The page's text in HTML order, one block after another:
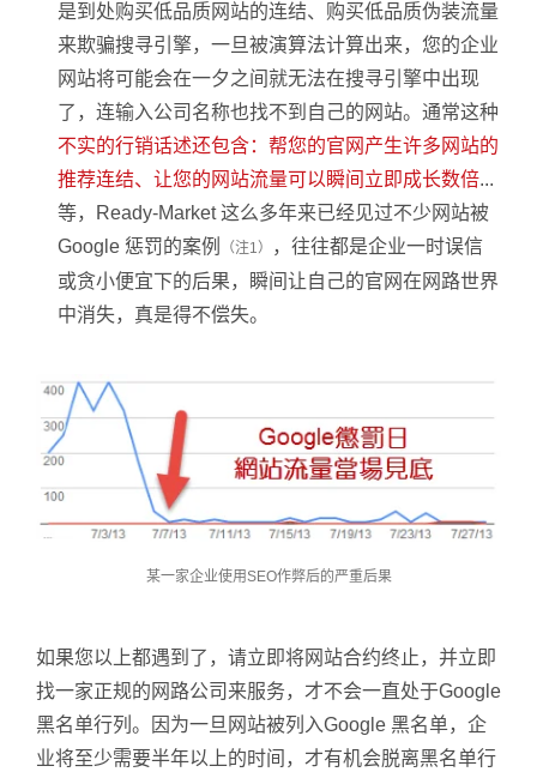
是到处购买低品质网站的连结、购买低品质伪装流量
来欺骗搜寻引擎，一旦被演算法计算出来，您的企业
网站将可能会在一夕之间就无法在搜寻引擎中出现
了，连输入公司名称也找不到自己的网站。通常这种
不实的行销话述还包含：帮您的官网产生许多网站的
推荐连结、让您的网站流量可以瞬间立即成长数倍...
等，Ready-Market 这么多年来已经见过不少网站被
Google 惩罚的案例
（注1）
，往往都是企业一时误信
或贪小便宜下的后果，瞬间让自己的官网在网路世界
中消失，真是得不偿失。
某一家企业使用SEO作弊后的严重后果
如果您以上都遇到了，请立即将网站合约终止，并立即
找一家正规的网路公司来服务，才不会一直处于Google
黑名单行列。因为一旦网站被列入Google 黑名单，企
业将至少需要半年以上的时间，才有机会脱离黑名单行